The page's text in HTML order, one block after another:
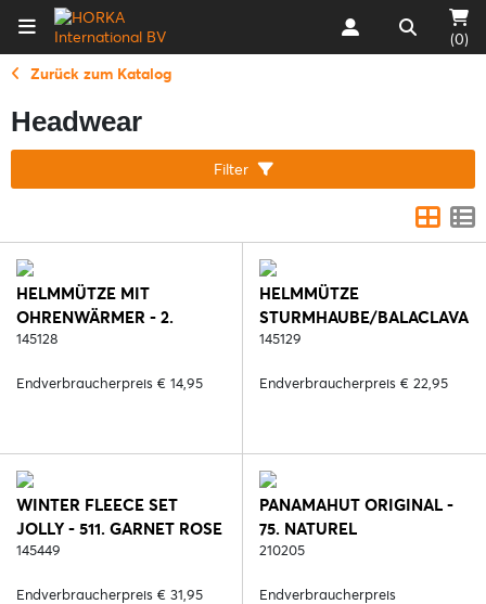
(0)
Zurück zum Katalog
Headwear
Filter
HELMMÜTZE MIT
OHRENWÄRMER - 2.
SCHWARZ
145128
Endverbraucherpreis € 14,95
HELMMÜTZE
STURMHAUBE/BALACLAVA
- 2. SCHWARZ
145129
Endverbraucherpreis € 22,95
WINTER FLEECE SET
JOLLY - 511. GARNET ROSE
145449
Endverbraucherpreis € 31,95
PANAMAHUT ORIGINAL -
75. NATUREL
210205
Endverbraucherpreis